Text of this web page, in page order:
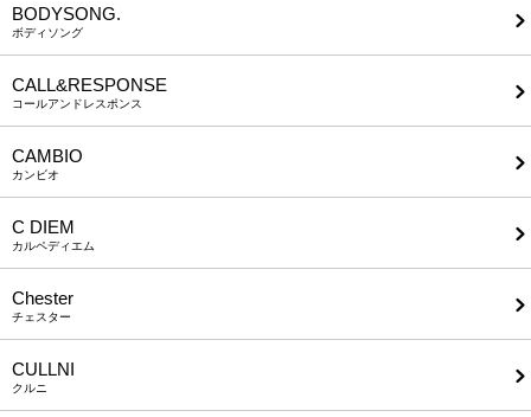
BODYSONG.
ボディソング
CALL&RESPONSE
コールアンドレスポンス
CAMBIO
カンビオ
C DIEM
カルペディエム
Chester
チェスター
CULLNI
クルニ